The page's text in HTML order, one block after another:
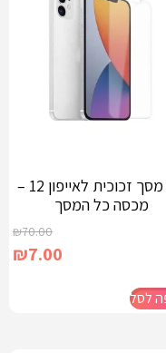
מגן מסך זכוכית לאייפון 12 –
מכסה כל המסך
₪70.00
₪7.00
לסל